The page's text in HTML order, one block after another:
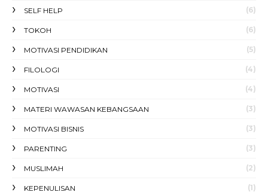
SELF HELP (6)
TOKOH (6)
MOTIVASI PENDIDIKAN (5)
FILOLOGI (4)
MOTIVASI (4)
MATERI WAWASAN KEBANGSAAN (3)
MOTIVASI BISNIS (3)
PARENTING (3)
MUSLIMAH (2)
KEPENULISAN (1)